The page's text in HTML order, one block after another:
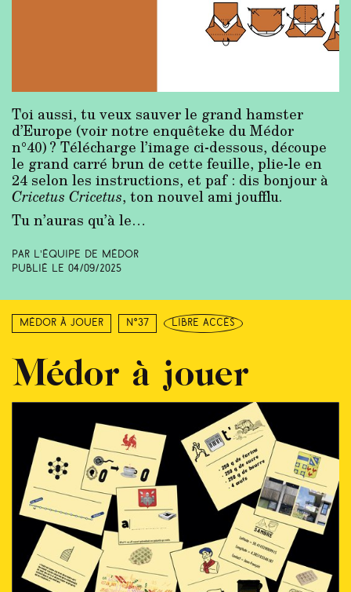
Toi aussi, tu veux sauver le grand hamster
d’Europe (voir notre enquêteke du Médor
n°40) ? Télécharge l’image ci-dessous, découpe
le grand carré brun de cette feuille, plie-le en
24 selon les instructions, et paf : dis bonjour à
Cricetus Cricetus, ton nouvel ami joufflu.
Tu n’auras qu’à le…
Par L’équipe de Médor
Publié le 04/09/2025
Médor à jouer N°37 libre accès
Médor à jouer